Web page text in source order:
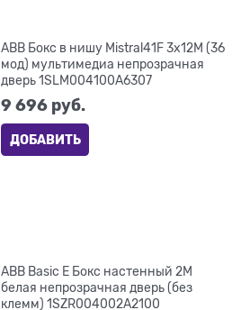
ABB Бокс в нишу Mistral41F 3х12М (36
мод) мультимедиа непрозрачная
дверь 1SLM004100A6307
9 696 руб.
ДОБАВИТЬ
ABB Basic E Бокс настенный 2М
белая непрозрачная дверь (без
клемм) 1SZR004002A2100